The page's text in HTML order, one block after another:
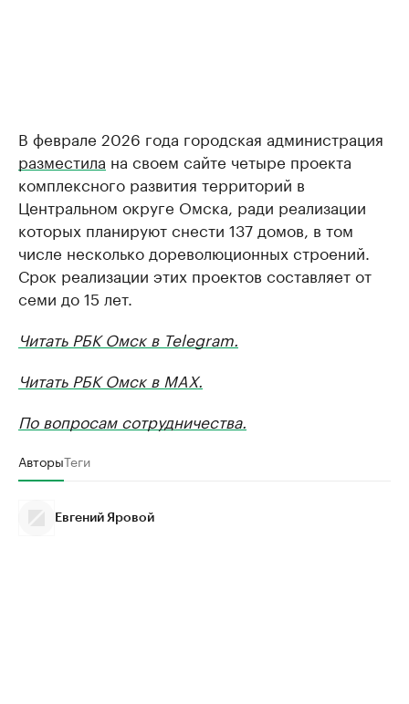
В феврале 2026 года городская администрация
разместила на своем сайте четыре проекта
комплексного развития территорий в
Центральном округе Омска, ради реализации
которых планируют снести 137 домов, в том
числе несколько дореволюционных строений.
Срок реализации этих проектов составляет от
семи до 15 лет.
Читать РБК Омск в Telegram.
Читать РБК Омск в MAX.
По вопросам сотрудничества.
АвторыТеги
Евгений Яровой